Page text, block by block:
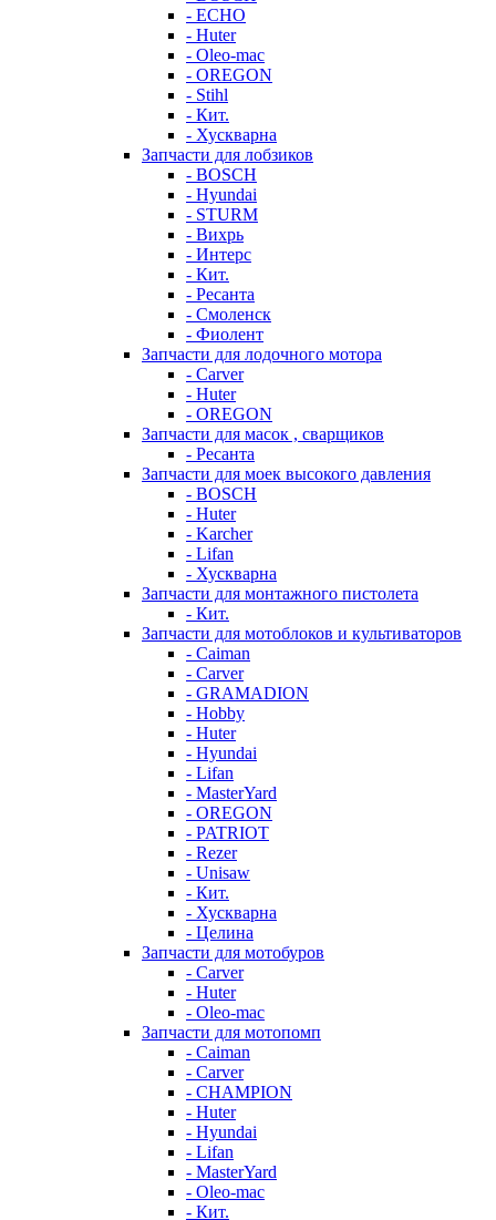
- ECHO
- Huter
- Oleo-mac
- OREGON
- Stihl
- Кит.
- Хускварна
Запчасти для лобзиков
- BOSCH
- Hyundai
- STURM
- Вихрь
- Интерс
- Кит.
- Ресанта
- Смоленск
- Фиолент
Запчасти для лодочного мотора
- Carver
- Huter
- OREGON
Запчасти для масок , сварщиков
- Ресанта
Запчасти для моек высокого давления
- BOSCH
- Huter
- Karcher
- Lifan
- Хускварна
Запчасти для монтажного пистолета
- Кит.
Запчасти для мотоблоков и культиваторов
- Caiman
- Carver
- GRAMADION
- Hobby
- Huter
- Hyundai
- Lifan
- MasterYard
- OREGON
- PATRIOT
- Rezer
- Unisaw
- Кит.
- Хускварна
- Целина
Запчасти для мотобуров
- Carver
- Huter
- Oleo-mac
Запчасти для мотопомп
- Caiman
- Carver
- CHAMPION
- Huter
- Hyundai
- Lifan
- MasterYard
- Oleo-mac
- Кит.